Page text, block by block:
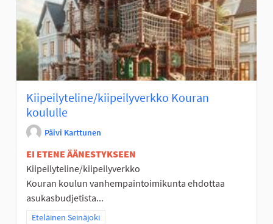
Kiipeilyteline/kiipeilyverkko Kouran
koululle
Päivi Karttunen
EI ETENE ÄÄNESTYKSEEN
Kiipeilyteline/kiipeilyverkko
Kouran koulun vanhempaintoimikunta ehdottaa
asukasbudjetista...
Rajaa tulokset teeman mukaan: Eteläinen Seinäjoki
Eteläinen Seinäjoki